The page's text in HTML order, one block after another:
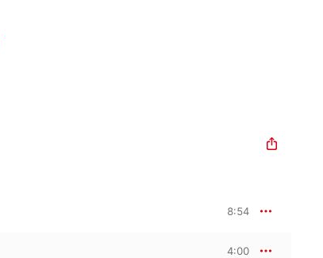
8:54
4:00